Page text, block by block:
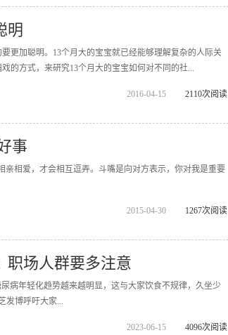
明
更加聪明。13个月大的宝宝就已经能够理解复杂的人际关
的方式，来研究13个月大的宝宝如何对不同的社...
2016-04-15 2110次阅读
事
相爱，才会相互逗弄。斗嘴是向对方表示，你对我是重要
2015-04-30 1267次阅读
职场人群要多注意
尿病年轻化趋势越来越明显，这与大家饮食不规律，久坐少
发博呼吁大家...
2023-06-15 4096次阅读